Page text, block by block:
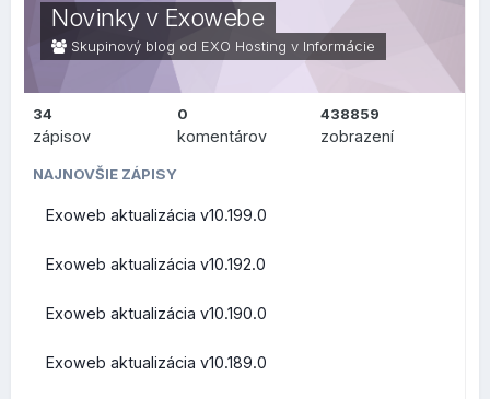
bežnej používateľskej úrovni.
ZMENY PRE
POUŽÍVATEĽOV (FRONT-
END)
Roundcube Webmail
Novinky v Exowebe
Skupinový blog od EXO Hosting v Informácie
34
zápisov
0
komentárov
438859
zobrazení
NAJNOVŠIE ZÁPISY
Exoweb aktualizácia v10.199.0
Exoweb aktualizácia v10.192.0
Exoweb aktualizácia v10.190.0
Exoweb aktualizácia v10.189.0